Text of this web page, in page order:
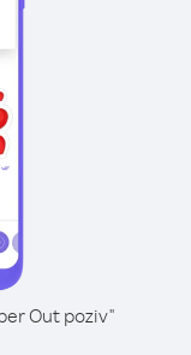
Out poziv"